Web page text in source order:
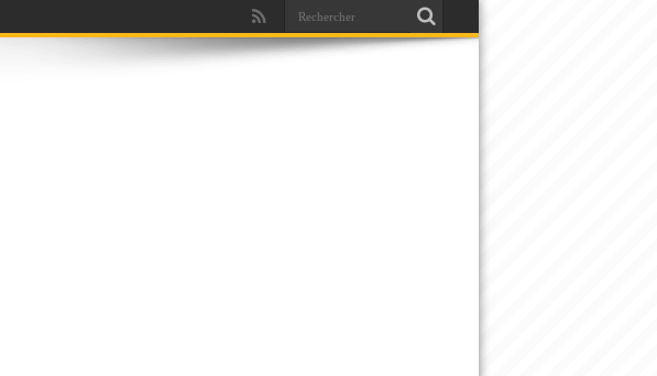
l’intelligence artificielle